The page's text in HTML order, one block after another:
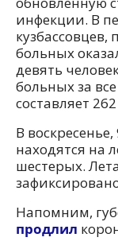
инфекции. В
больных
девять
больных за
составляет
В
находятся на
шестерых.
Напомним,
продлил